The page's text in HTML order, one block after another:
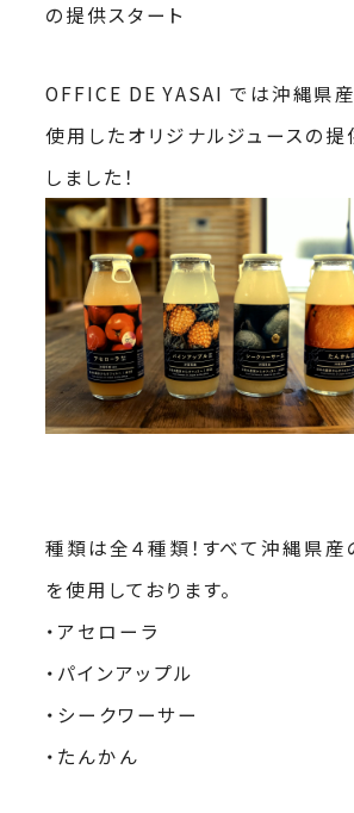
の提供スタート
OFFICE DE YASAI では沖縄県
使用したオリジナルジュースの提
しました！
種類は全４種類！すべて沖縄県産
を使用しております。
・アセローラ
・パインアップル
・シークワーサー
・たんかん